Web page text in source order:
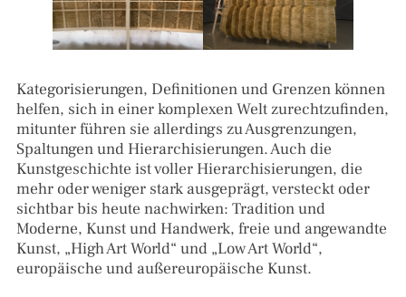
Kategorisierungen, Definitionen und Grenzen können
helfen, sich in einer komplexen Welt zurechtzufinden,
mitunter führen sie allerdings zu Ausgrenzungen,
Spaltungen und Hierarchisierungen. Auch die
Kunstgeschichte ist voller Hierarchisierungen, die
mehr oder weniger stark ausgeprägt, versteckt oder
sichtbar bis heute nachwirken: Tradition und
Moderne, Kunst und Handwerk, freie und angewandte
Kunst, „High Art World“ und „Low Art World“,
europäische und außereuropäische Kunst.